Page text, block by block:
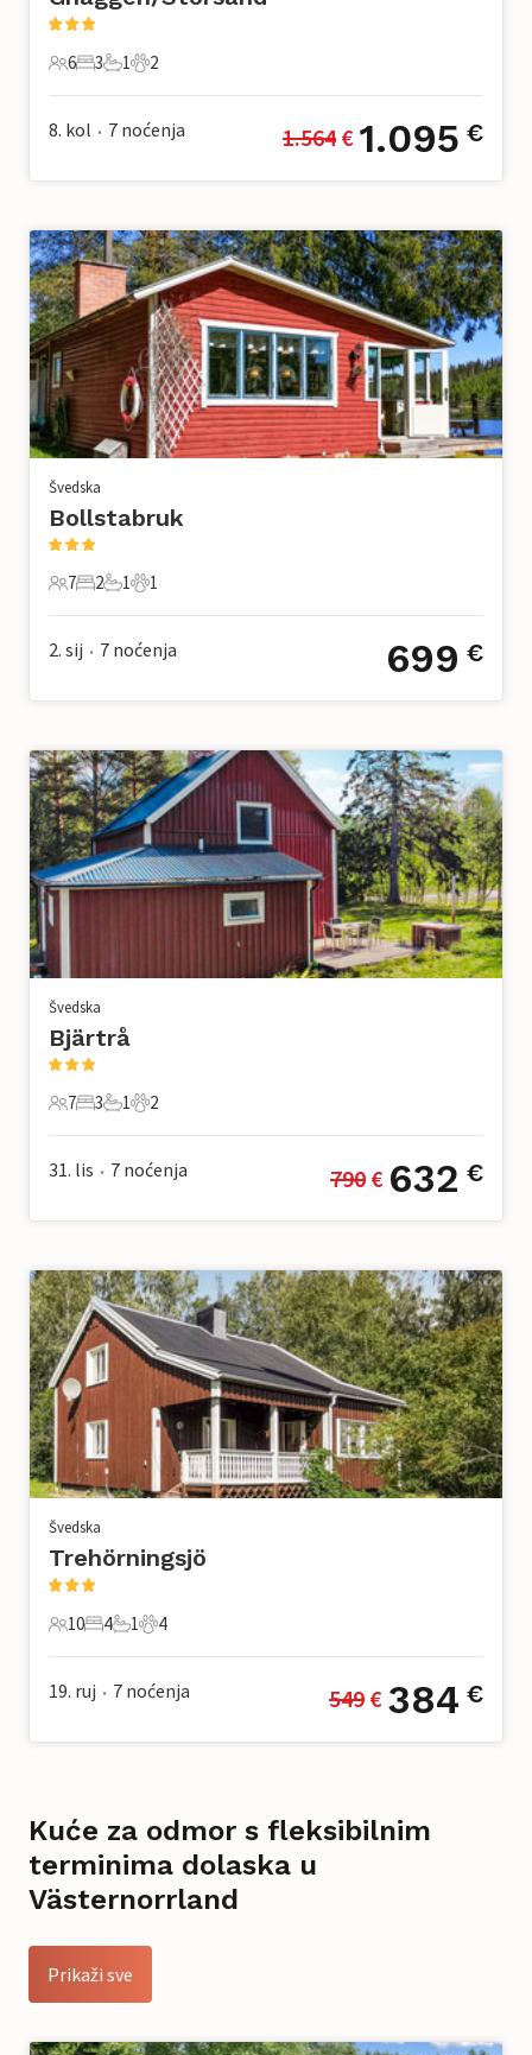
6 Gosti
6
3 Spavaće sobe
3
1 Kupaonica
1
2 Kućni ljubimac
2
8. kol • 7 noćenja 1.564 € 1.095 €
Švedska
Bollstabruk
7 Gosti
7
2 Spavaće sobe
2
1 Kupaonica
1
1 Kućni ljubimac
1
2. sij • 7 noćenja 699 €
Švedska
Bjärtrå
7 Gosti
7
3 Spavaće sobe
3
1 Kupaonica
1
2 Kućni ljubimac
2
31. lis • 7 noćenja 790 € 632 €
Švedska
Trehörningsjö
10 Gosti
10
4 Spavaće sobe
4
1 Kupaonica
1
4 Kućni ljubimac
4
19. ruj • 7 noćenja 549 € 384 €
Kuće za odmor s fleksibilnim
terminima dolaska u
Västernorrland
Prikaži sve